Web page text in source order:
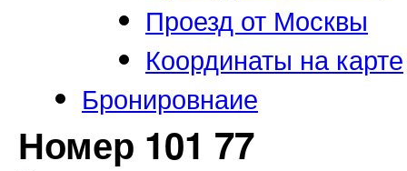
Проезд от Москвы
Координаты на карте
Бронировнаие
Номер 101 77